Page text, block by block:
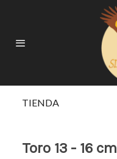
TIENDA
Toro 13 - 16 cm